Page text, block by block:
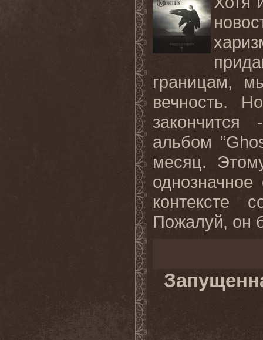
границам,
вечность.
альбом
месяц.
контексте
Пожалуй, он